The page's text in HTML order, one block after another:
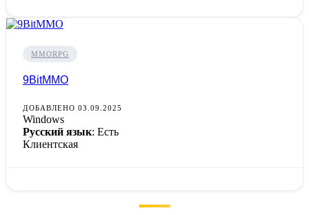
MMORPG
9BitMMO
ДОБАВЛЕНО 03.09.2025
Windows
Русский язык: Есть
Клиентская